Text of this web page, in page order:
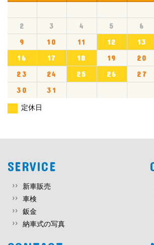
2
3 4 5 6
9
10 11 12 13
16
17 18 19 20
23
24 25 26 27
30
31
定休日
SERVICE
新車販売
車検
鈑金
納車式の写真